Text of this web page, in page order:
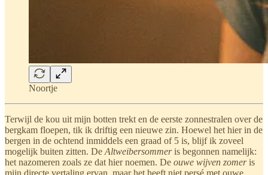
Noortje
Terwijl de kou uit mijn botten trekt en de eerste zonnestralen over de
bergkam floepen, tik ik driftig een nieuwe zin. Hoewel het hier in de
bergen in de ochtend inmiddels een graad of 5 is, blijf ik zoveel
mogelijk buiten zitten. De Altweibersommeris begonnen namelijk:
het nazomeren zoals ze dat hier noemen. De ouwe wijven zomeris
mijn directe vertaling ervan, maar het heeft niet persé met ouwe